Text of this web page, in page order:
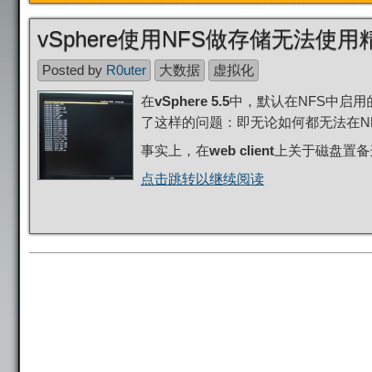
vSphere使用NFS做存储无法使用
Posted by R0uter 大数据
虚拟化
在vSphere 5.5中，默认在NFS中启用
了这样的问题：即无论如何都无法在
事实上，在web client 上关于磁盘置
点击跳转以继续阅读